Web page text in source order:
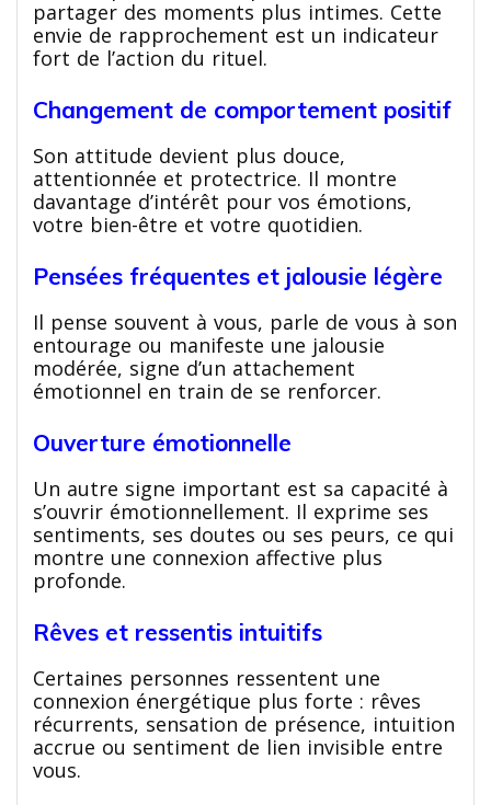
partager des moments plus intimes. Cette
envie de rapprochement est un indicateur
fort de l’action du rituel.
Changement de comportement positif
Son attitude devient plus douce,
attentionnée et protectrice. Il montre
davantage d’intérêt pour vos émotions,
votre bien-être et votre quotidien.
Pensées fréquentes et jalousie légère
Il pense souvent à vous, parle de vous à son
entourage ou manifeste une jalousie
modérée, signe d’un attachement
émotionnel en train de se renforcer.
Ouverture émotionnelle
Un autre signe important est sa capacité à
s’ouvrir émotionnellement. Il exprime ses
sentiments, ses doutes ou ses peurs, ce qui
montre une connexion affective plus
profonde.
Rêves et ressentis intuitifs
Certaines personnes ressentent une
connexion énergétique plus forte : rêves
récurrents, sensation de présence, intuition
accrue ou sentiment de lien invisible entre
vous.